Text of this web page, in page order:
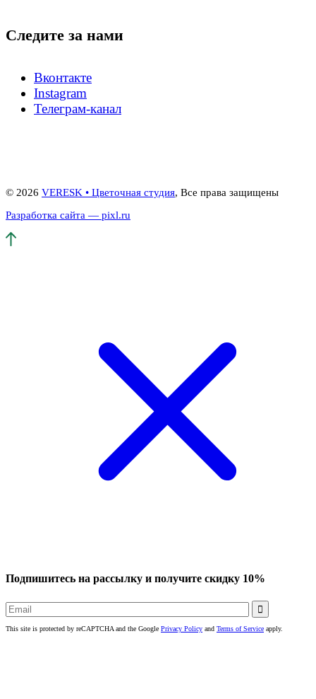
Следите за нами
Вконтакте
Instagram
Телеграм-канал
© 2026 VERESK • Цветочная студия, Все права защищены
Разработка сайта — pixl.ru
Подпишитесь на рассылку и получите скидку 10%

This site is protected by reCAPTCHA and the Google Privacy Policy and Terms of Service apply.